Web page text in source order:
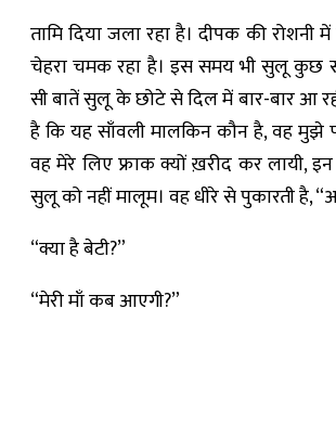
तामि दिया जला रहा है। दीपक की रोशनी
चेहरा चमक रहा है। इस समय भी सुलू कुछ
सी बातें सुलू के छोटे से दिल में बार-बार आ
है कि यह साँवली मालकिन कौन है, वह मुझे
वह मेरे लिए फ्राक क्यों ख़रीद कर लायी,
सुलू को नहीं मालूम। वह धीरे से पुकारती है,
“क्या है बेटी?”
“मेरी माँ कब आएगी?”